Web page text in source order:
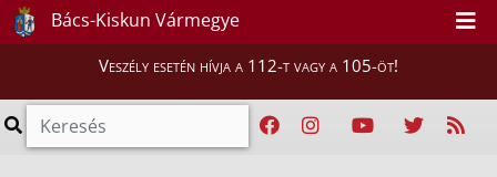
Bács-Kiskun Vármegye
Veszély esetén hívja a 112-t vagy a 105-öt!